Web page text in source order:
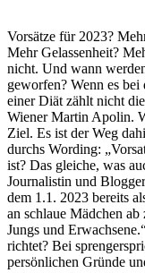
Vorsätze für 2023?
Mehr Gelassenheit?
nicht. Und wann
geworfen? Wenn es
einer Diät zählt nicht
Wiener Martin Apolin.
Ziel. Es ist der Weg
durchs Wording:
ist? Das gleiche, was
Journalistin und
dem 1.1. 2023 bereits
an schlaue Mädchen
Jungs und
richtet? Bei
persönlichen Gründe